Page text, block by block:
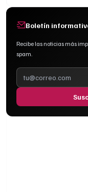
Boletín
Recibe las noticias más
spam.